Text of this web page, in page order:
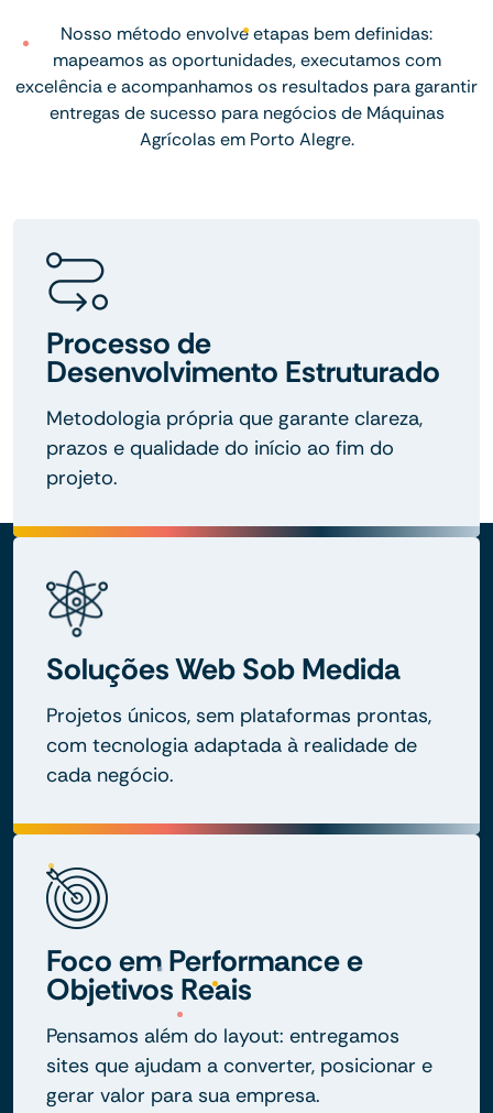
Nosso método envolve etapas bem definidas:
mapeamos as oportunidades, executamos com
excelência e acompanhamos os resultados para garantir
entregas de sucesso para negócios de Máquinas
Agrícolas em Porto Alegre.
Processo de
Desenvolvimento Estruturado
Metodologia própria que garante clareza,
prazos e qualidade do início ao fim do
projeto.
Soluções Web Sob Medida
Projetos únicos, sem plataformas prontas,
com tecnologia adaptada à realidade de
cada negócio.
Foco em Performance e
Objetivos Reais
Pensamos além do layout: entregamos
sites que ajudam a converter, posicionar e
gerar valor para sua empresa.